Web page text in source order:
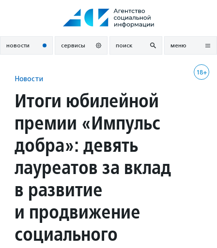
новости сервисы поиск меню
18+
Новости
Итоги юбилейной
премии «Импульс
добра»: девять
лауреатов за вклад
в развитие
и продвижение
социального